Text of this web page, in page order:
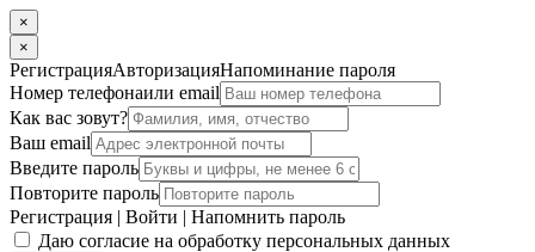
×
×
РегистрацияАвторизацияНапоминание пароля
Номер телефонаили email
Как вас зовут?
Ваш email
Введите пароль
Повторите пароль
Регистрация | Войти | Напомнить пароль
Даю согласие на обработку персональных данных